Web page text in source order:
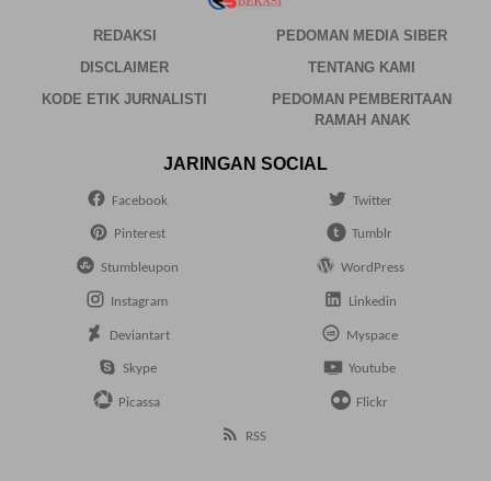
REDAKSI
PEDOMAN MEDIA SIBER
DISCLAIMER
TENTANG KAMI
KODE ETIK JURNALISTI
PEDOMAN PEMBERITAAN
RAMAH ANAK
JARINGAN SOCIAL
Facebook Twitter
Pinterest Tumblr
Stumbleupon WordPress
Instagram Linkedin
Deviantart Myspace
Skype Youtube
Picassa Flickr
RSS